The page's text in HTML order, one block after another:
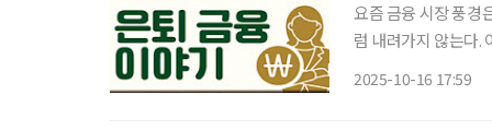
요즘 금융 시장 풍경
럼 내려가지 않는다.
2025-10-16 17:59